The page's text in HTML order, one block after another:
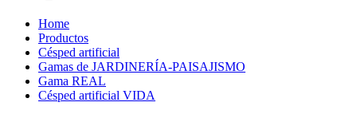
Home
Productos
Césped artificial
Gamas de JARDINERÍA-PAISAJISMO
Gama REAL
Césped artificial VIDA